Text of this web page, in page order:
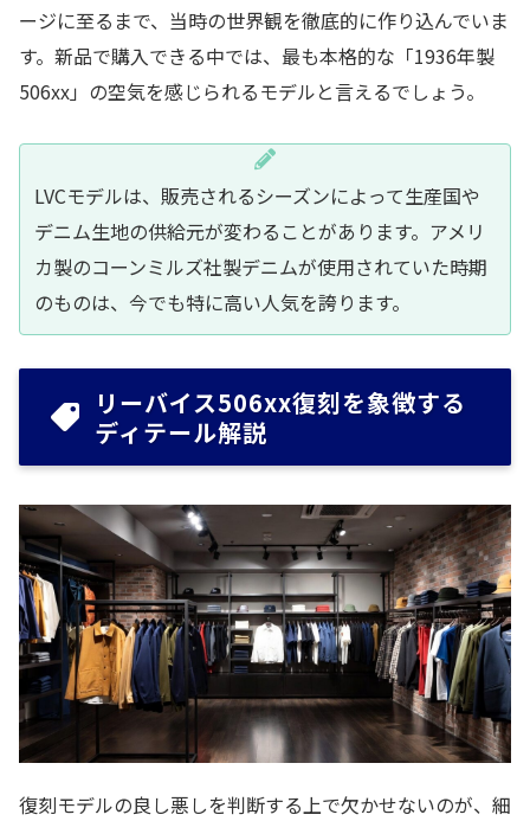
ージに至るまで、当時の世界観を徹底的に作り込んでいま
す。新品で購入できる中では、最も本格的な「1936年製
506xx」の空気を感じられるモデルと言えるでしょう。
LVCモデルは、販売されるシーズンによって生産国や
デニム生地の供給元が変わることがあります。アメリ
カ製のコーンミルズ社製デニムが使用されていた時期
のものは、今でも特に高い人気を誇ります。
リーバイス506xx復刻を象徴する
ディテール解説
復刻モデルの良し悪しを判断する上で欠かせないのが、細